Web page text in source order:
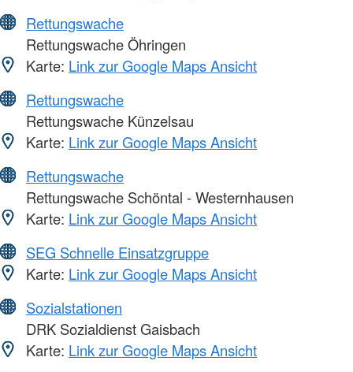
Rettungswache
Rettungswache Öhringen
Karte: Link zur Google Maps Ansicht
Rettungswache
Rettungswache Künzelsau
Karte: Link zur Google Maps Ansicht
Rettungswache
Rettungswache Schöntal - Westernhausen
Karte: Link zur Google Maps Ansicht
SEG Schnelle Einsatzgruppe
Karte: Link zur Google Maps Ansicht
Sozialstationen
DRK Sozialdienst Gaisbach
Karte: Link zur Google Maps Ansicht